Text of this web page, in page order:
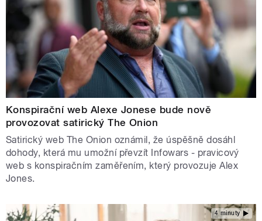
Konspirační web Alexe Jonese bude nově
provozovat satirický The Onion
Satirický web The Onion oznámil, že úspěšně dosáhl
dohody, která mu umožní převzít Infowars - pravicový
web s konspiračním zaměřením, který provozuje Alex
Jones.
4 minuty